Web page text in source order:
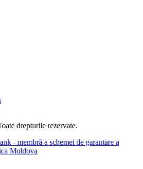
drepturile rezervate.
- membră a schemei de garantare a
Moldova